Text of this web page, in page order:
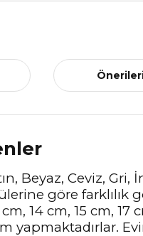
Beyaz, Ceviz,
göre farklılık
14 cm, 15 cm,